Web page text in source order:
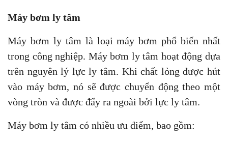
Máy bơm ly tâm
Máy bơm ly tâm là loại máy bơm phổ biến nhất
trong công nghiệp. Máy bơm ly tâm hoạt động dựa
trên nguyên lý lực ly tâm. Khi chất lỏng được hút
vào máy bơm, nó sẽ được chuyển động theo một
vòng tròn và được đẩy ra ngoài bởi lực ly tâm.
Máy bơm ly tâm có nhiều ưu điểm, bao gồm: